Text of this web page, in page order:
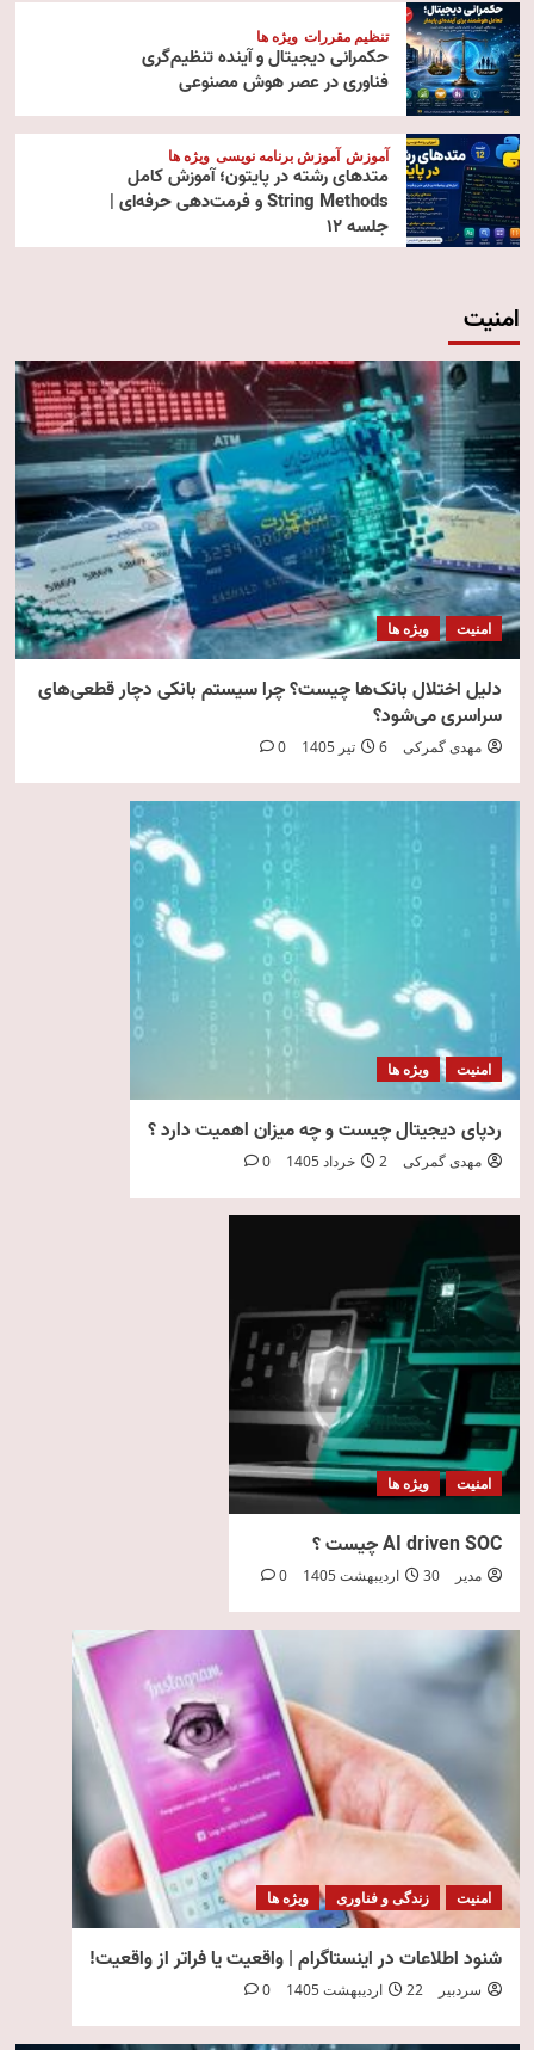
تنظیم مقررات ویژه ها
حکمرانی دیجیتال و آینده تنظیم‌گری
فناوری در عصر هوش مصنوعی
آموزش آموزش برنامه نویسی ویژه ها
متدهای رشته در پایتون؛ آموزش کامل
String Methods و فرمت‌دهی حرفه‌ای |
جلسه ۱۲
امنیت
امنیت ویژه ها
دلیل اختلال بانک‌ها چیست؟ چرا سیستم بانکی دچار قطعی‌های
سراسری می‌شود؟
مهدی گمرکی 6 تیر 1405 0
امنیت ویژه ها
ردپای دیجیتال چیست و چه میزان اهمیت دارد ؟
مهدی گمرکی 2 خرداد 1405 0
امنیت ویژه ها
AI driven SOC چیست ؟
مدیر 30 اردیبهشت 1405 0
امنیت زندگی و فناوری ویژه ها
شنود اطلاعات در اینستاگرام | واقعیت یا فراتر از واقعیت!
سردبیر 22 اردیبهشت 1405 0